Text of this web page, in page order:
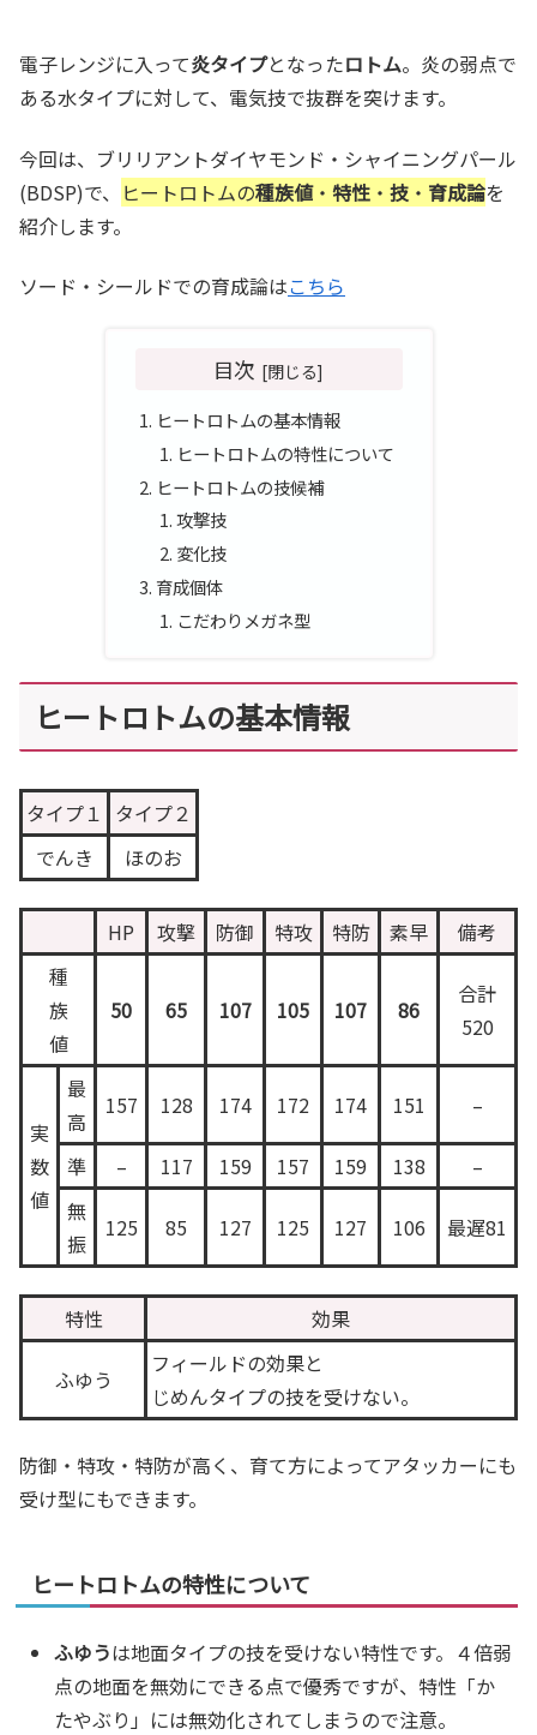
電子レンジに入って炎タイプとなったロトム。炎の弱点で
ある水タイプに対して、電気技で抜群を突けます。
今回は、ブリリアントダイヤモンド・シャイニングパール
(BDSP)で、 ヒートロトムの種族値・ 特性 ・ 技 ・ 育成論を
紹介します。
ソード・シールドでの育成論はこちら
目次
ヒートロトムの基本情報
ヒートロトムの特性について
ヒートロトムの技候補
攻撃技
変化技
育成個体
こだわりメガネ型
ヒートロトムの基本情報
タイプ１
タイプ２
でんき
ほのお
HP 攻撃 防御 特攻 特防 素早
備考
種
族
値
50 65 107 105 107 86
合計
520
実
数
値
最
高
157 128 174 172 174 151 –
準 – 117 159 157 159 138
–
無
振
125 85 127 125 127 106 最遅81
特性 効果
ふゆう
フィールドの効果と
じめんタイプの技を受けない。
防御・特攻・特防が高く、育て方によってアタッカーにも
受け型にもできます。
ヒートロトムの特性について
ふゆうは地面タイプの技を受けない特性です。４倍弱
点の地面を無効にできる点で優秀ですが、特性「か
たやぶり」には無効化されてしまうので注意。